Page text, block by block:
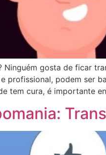
Ninguém gosta de ficar
profissional, podem ser
tem cura, é importante